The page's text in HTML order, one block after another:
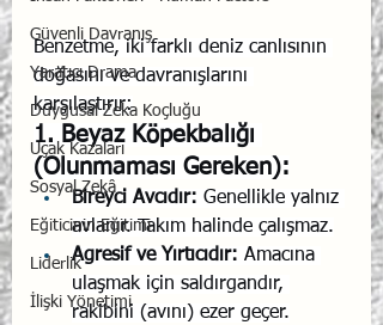
Güvenli Davranış
Yaratıcı Drama
Duygusal Zeka Koçluğu
Uçak Kazaları
Sosyal Zekâ
Eğiticinin Eğitimi
Liderlik
İlişki Yönetimi
Benzetme, iki farklı deniz canlısının
doğasını ve davranışlarını
karşılaştırır:
1. Beyaz Köpekbalığı
(Olunmaması Gereken):
Bireyci Avcıdır: Genellikle yalnız
avlanır. Takım halinde çalışmaz.
Agresif ve Yırtıcıdır: Amacına
ulaşmak için saldırgandır,
rakibini (avını) ezer geçer.